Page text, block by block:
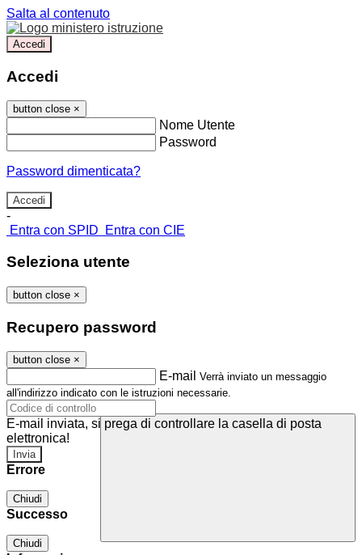
Salta al contenuto
Accedi
Accedi
button close ×
Nome Utente
Password
Password dimenticata?
-
Entra con SPID
Entra con CIE
Seleziona utente
button close ×
Recupero password
button close ×
E-mail Verrà inviato un messaggio
all'indirizzo indicato con le istruzioni necessarie.
E-mail inviata, si prega di controllare la casella di posta
elettronica!
Errore
Chiudi
Successo
Chiudi